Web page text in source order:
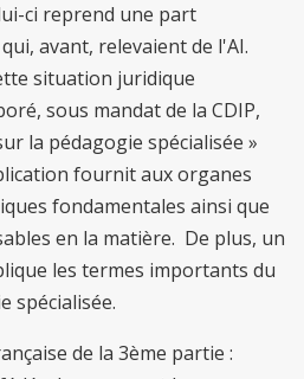
ci reprend une part
avant, relevaient de l'AI.
situation juridique
sous mandat de la CDIP,
la pédagogie spécialisée »
fournit aux organes
fondamentales ainsi que
en la matière. De plus, un
les termes importants du
spécialisée.
de la 3ème partie :